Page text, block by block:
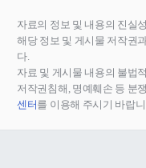
자료의 정보 및 내용의 진실
해당 정보 및 게시물 저작권
다.
자료 및 게시물 내용의 불법
저작권침해, 명예훼손 등 분
센터를 이용해 주시기 바랍